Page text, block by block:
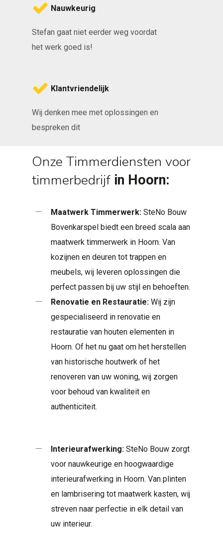
Nauwkeurig
Stefan gaat niet eerder weg voordat
het werk goed is!
Klantvriendelijk
Wij denken mee met oplossingen en
bespreken dit
Onze Timmerdiensten voor
timmerbedrijf in Hoorn:
Maatwerk Timmerwerk:SteNo Bouw
Bovenkarspel biedt een breed scala aan
maatwerk timmerwerk in Hoorn. Van
kozijnen en deuren tot trappen en
meubels, wij leveren oplossingen die
perfect passen bij uw stijl en behoeften.
Renovatie en Restauratie:Wij zijn
gespecialiseerd in renovatie en
restauratie van houten elementen in
Hoorn. Of het nu gaat om het herstellen
van historische houtwerk of het
renoveren van uw woning, wij zorgen
voor behoud van kwaliteit en
authenticiteit.
Interieurafwerking:SteNo Bouw zorgt
voor nauwkeurige en hoogwaardige
interieurafwerking in Hoorn. Van plinten
en lambrisering tot maatwerk kasten, wij
streven naar perfectie in elk detail van
uw interieur.